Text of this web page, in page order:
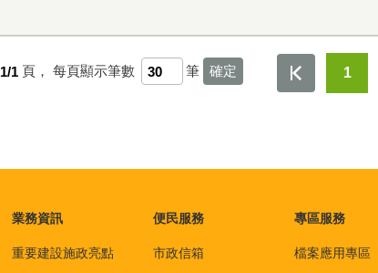
1/1 頁， 每頁顯示筆數 筆 1
業務資訊
重要建設施政亮點
便民服務
市政信箱
專區服務
檔案應用專區